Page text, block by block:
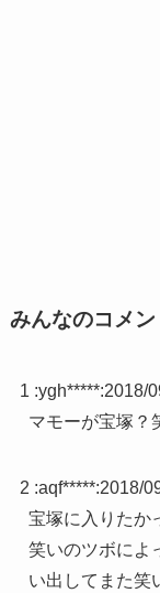
みんなのコメン
1 :ygh*****:2018/
マモーが宝塚？
2 :aqf*****:2018/
宝塚に入りたか
笑いのツボによ
い出してまた笑